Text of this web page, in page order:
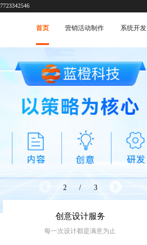
首页 营销活动制作 系统开发
3 / 3
创意设计服务
每一次设计都是满意为止